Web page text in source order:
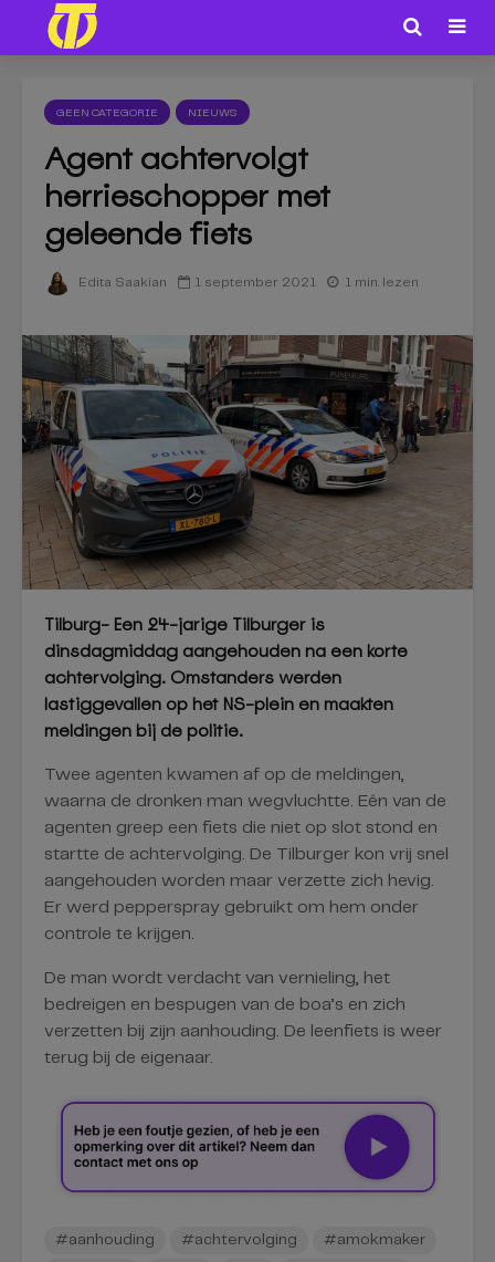
GEEN CATEGORIE NIEUWS
Agent achtervolgt
herrieschopper met
geleende fiets
Edita Saakian 1 september 2021 1 min. lezen
Tilburg- Een 24-jarige Tilburger is
dinsdagmiddag aangehouden na een korte
achtervolging. Omstanders werden
lastiggevallen op het NS-plein en maakten
meldingen bij de politie.
Twee agenten kwamen af op de meldingen,
waarna de dronken man wegvluchtte. Eén van de
agenten greep een fiets die niet op slot stond en
startte de achtervolging. De Tilburger kon vrij snel
aangehouden worden maar verzette zich hevig.
Er werd pepperspray gebruikt om hem onder
controle te krijgen.
De man wordt verdacht van vernieling, het
bedreigen en bespugen van de boa’s en zich
verzetten bij zijn aanhouding. De leenfiets is weer
terug bij de eigenaar.
#aanhouding #achtervolging #amokmaker